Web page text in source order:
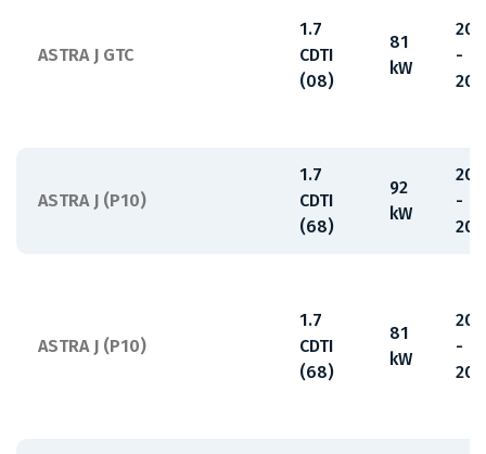
ASTRA J GTC
1.7
CDTI
(08)
81
kW
-
ASTRA J (P10)
1.7
CDTI
(68)
92
kW
-
ASTRA J (P10)
1.7
CDTI
(68)
81
kW
-